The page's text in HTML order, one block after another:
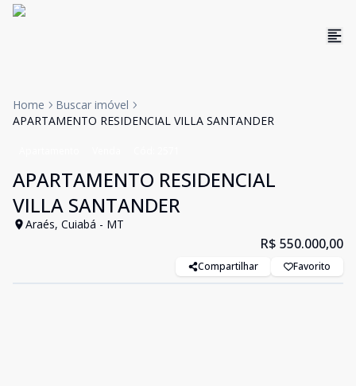
Home
Buscar imóvel
APARTAMENTO RESIDENCIAL VILLA SANTANDER
APARTAMENTO RESIDENCIAL
VILLA SANTANDER
Araés, Cuiabá - MT
R$ 550.000,00
Compartilhar Favorito